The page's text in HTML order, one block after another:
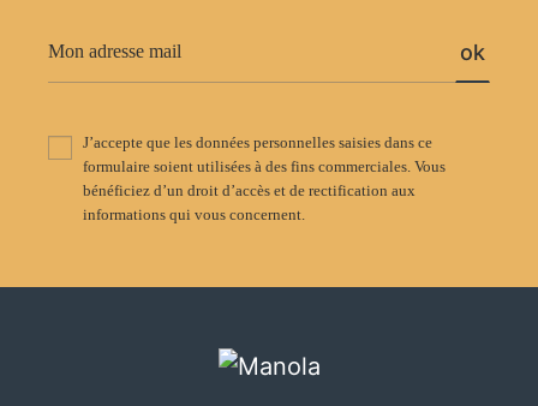
ok
J’accepte que les données personnelles saisies dans ce
formulaire soient utilisées à des fins commerciales. Vous
bénéficiez d’un droit d’accès et de rectification aux
informations qui vous concernent.